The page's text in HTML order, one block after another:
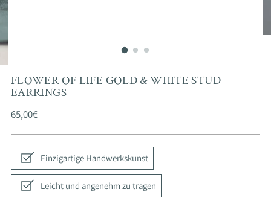
FLOWER OF LIFE GOLD & WHITE STUD
EARRINGS
Regular
65,00€
Einzigartige Handwerkskunst
Leicht und angenehm zu tragen